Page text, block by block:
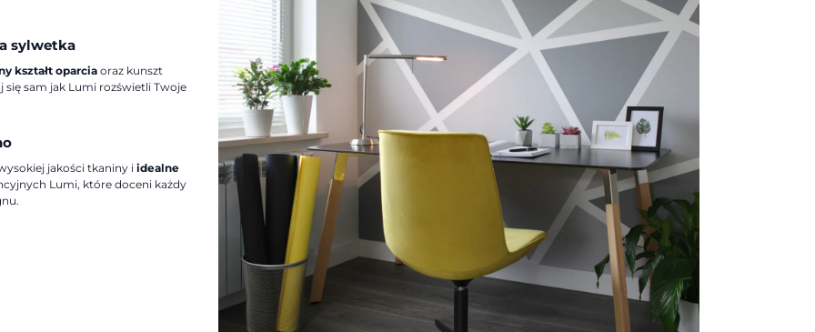
sylwetka
kształt oparciaoraz kunszt
się sam jak Lumi rozświetli Twoje
jakości tkaniny i idealne
Lumi, które doceni każdy